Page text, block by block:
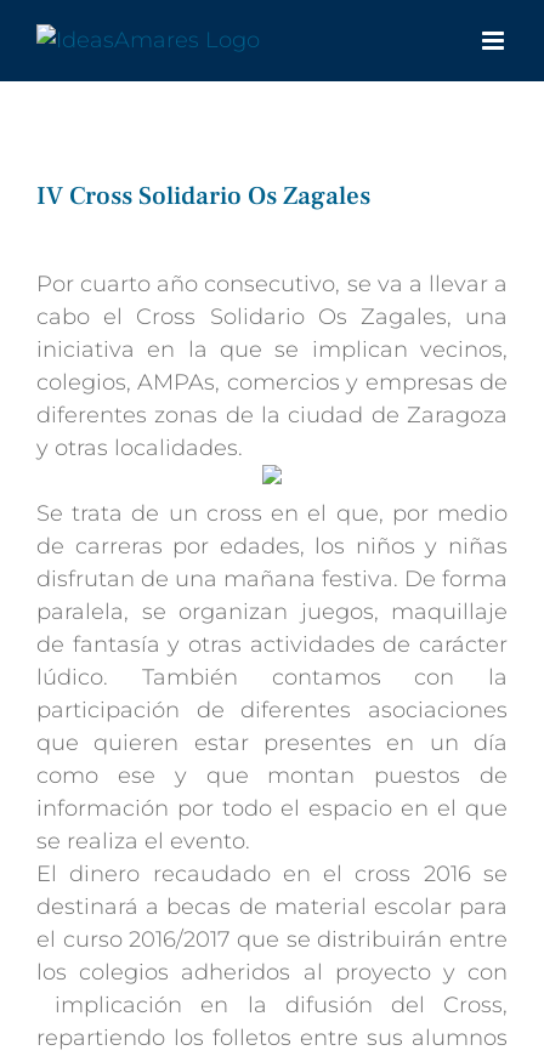
contenido
IV Cross Solidario Os Zagales
imagen
más
grande
Por cuarto año consecutivo, se va a llevar a
cabo el Cross Solidario Os Zagales, una
iniciativa en la que se implican vecinos,
colegios, AMPAs, comercios y empresas de
diferentes zonas de la ciudad de Zaragoza
y otras localidades.
Se trata de un cross en el que, por medio
de carreras por edades, los niños y niñas
disfrutan de una mañana festiva. De forma
paralela, se organizan juegos, maquillaje
de fantasía y otras actividades de carácter
lúdico. También contamos con la
participación de diferentes asociaciones
que quieren estar presentes en un día
como ese y que montan puestos de
información por todo el espacio en el que
se realiza el evento.
El dinero recaudado en el cross 2016 se
destinará a becas de material escolar para
el curso 2016/2017 que se distribuirán entre
los colegios adheridos al proyecto y con
implicación en la difusión del Cross,
repartiendo los folletos entre sus alumnos